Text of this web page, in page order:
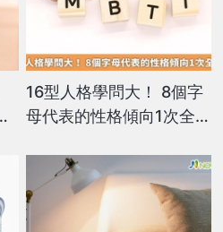
16型人格學問大！ 8個字
母代表的性格傾向1次全解